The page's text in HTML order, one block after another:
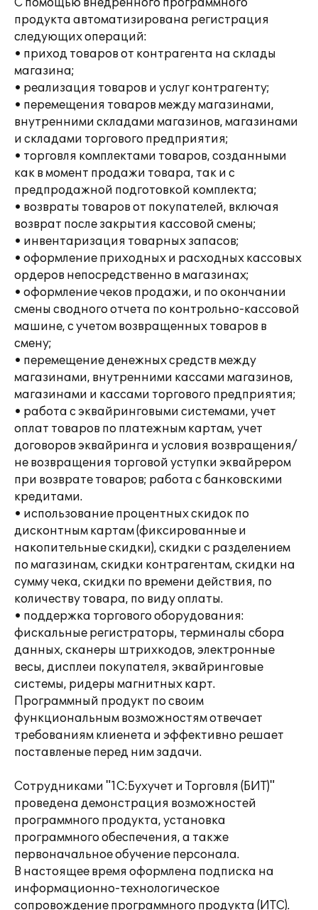
С помощью внедренного программного
продукта автоматизирована регистрация
следующих операций:
• приход товаров от контрагента на склады
магазина;
• реализация товаров и услуг контрагенту;
• перемещения товаров между магазинами,
внутренними складами магазинов, магазинами
и складами торгового предприятия;
• торговля комплектами товаров, созданными
как в момент продажи товара, так и с
предпродажной подготовкой комплекта;
• возвраты товаров от покупателей, включая
возврат после закрытия кассовой смены;
• инвентаризация товарных запасов;
• оформление приходных и расходных кассовых
ордеров непосредственно в магазинах;
• оформление чеков продажи, и по окончании
смены сводного отчета по контрольно-кассовой
машине, с учетом возвращенных товаров в
смену;
• перемещение денежных средств между
магазинами, внутренними кассами магазинов,
магазинами и кассами торгового предприятия;
• работа с эквайринговыми системами, учет
оплат товаров по платежным картам, учет
договоров эквайринга и условия возвращения/
не возвращения торговой уступки эквайрером
при возврате товаров; работа с банковскими
кредитами.
• использование процентных скидок по
дисконтным картам (фиксированные и
накопительные скидки), скидки с разделением
по магазинам, скидки контрагентам, скидки на
сумму чека, скидки по времени действия, по
количеству товара, по виду оплаты.
• поддержка торгового оборудования:
фискальные регистраторы, терминалы сбора
данных, сканеры штрихкодов, электронные
весы, дисплеи покупателя, эквайринговые
системы, ридеры магнитных карт.
Программный продукт по своим
функциональным возможностям отвечает
требованиям клиенета и эффективно решает
поставленые перед ним задачи.
Сотрудниками "1С:Бухучет и Торговля (БИТ)"
проведена демонстрация возможностей
программного продукта, установка
программного обеспечения, а также
первоначальное обучение персонала.
В настоящее время оформлена подписка на
информационно-технологическое
сопровождение программного продукта (ИТС).